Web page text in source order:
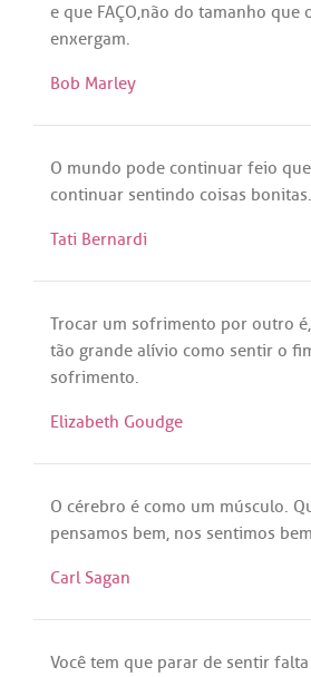
e que FAÇO,não do tamanho que
enxergam.
Bob Marley
O mundo pode continuar feio que
continuar sentindo coisas bonitas.
Tati Bernardi
Trocar um sofrimento por outro é,
tão grande alívio como sentir o
sofrimento.
Elizabeth Goudge
O cérebro é como um músculo.
pensamos bem, nos sentimos bem
Carl Sagan
Você tem que parar de sentir falta